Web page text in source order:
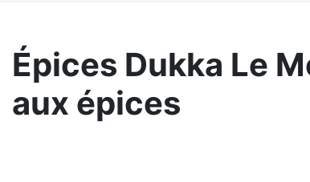
Épices Dukka Le
aux épices